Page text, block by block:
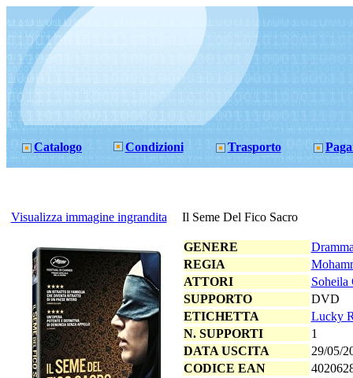
Catalogo Condizioni Trasporto
Visualizza immagine ingrandita Il Seme Del Fico Sacro
GENERE
REGIA
ATTORI
Soheila
SUPPORTO
DVD
ETICHETTA
Lucky
N. SUPPORTI
1
DATA USCITA
29/05/
CODICE EAN